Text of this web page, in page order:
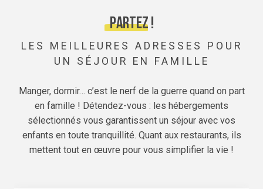
Partez !
LES MEILLEURES ADRESSES POUR
UN SÉJOUR EN FAMILLE
Manger, dormir… c’est le nerf de la guerre quand on part
en famille ! Détendez-vous : les hébergements
sélectionnés vous garantissent un séjour avec vos
enfants en toute tranquillité. Quant aux restaurants, ils
mettent tout en œuvre pour vous simplifier la vie !